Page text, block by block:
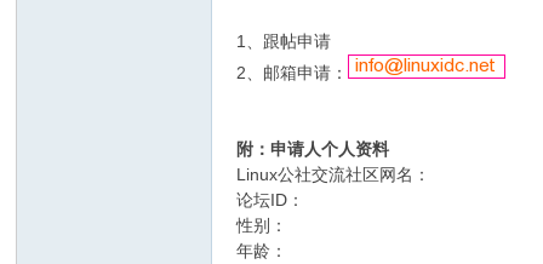
1、跟帖申请
2、邮箱申请：
附：申请人个人资料
Linux公社交流社区网名：
论坛ID：
性别：
年龄：